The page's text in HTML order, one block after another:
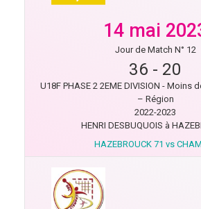
14 mai
Jour de Match N° 12
36 - 20
U18F PHASE 2 2EME DIVISION - Moins
– Région
2022-2023
HENRI DESBUQUOIS à
HAZEBROUCK 71 vs